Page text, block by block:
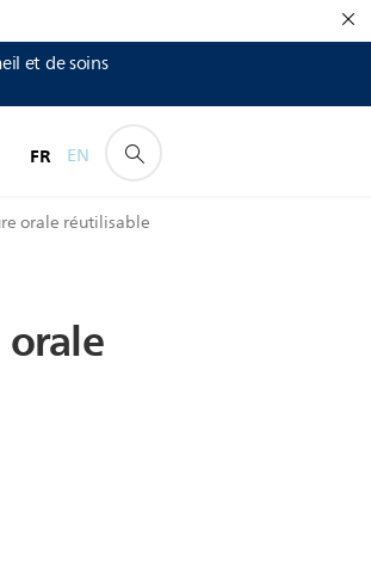
et de soins
FR EN
orale réutilisable
orale